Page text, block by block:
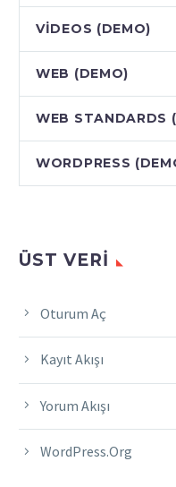
VIDEOS (DEMO)
WEB (DEMO)
WEB STANDARDS
WORDPRESS
ÜST VERI
Oturum Aç
Kayıt Akışı
Yorum Akışı
WordPress.org